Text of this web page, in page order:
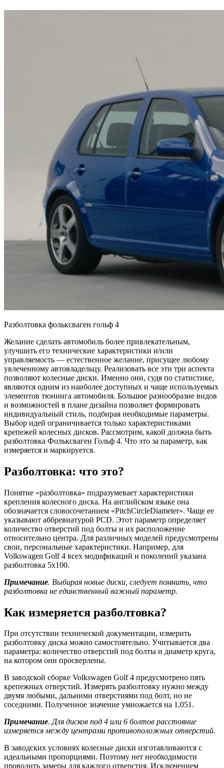
Разболтовка фольксваген гольф 4
Желание сделать автомобиль более привлекательным,
улучшить его технические характеристики и/или
управляемость — естественное желание, присущее любому
увлеченному автовладельцу. Реализовать все эти три аспекта
позволяют колесные диски. Именно они, судя по статистике,
являются одним из наиболее доступных и чаще используемых
элементов тюнинга автомобиля. Большое разнообразие видов
и возможностей в плане дизайна позволяет формировать
индивидуальный стиль, подбирая необходимые параметры.
Выбор идей ограничивается только характеристиками
крепежей колесных дисков. Рассмотрим, какой должна быть
разболтовка Фольксваген Гольф 4. Что это за параметр, как
измеряется и маркируется.
Разболтовка: что это?
Понятие «разболтовка» подразумевает характеристики
крепления колесного диска. На английском языке она
обозначается словосочетанием «PitchCircleDiameter». Чаще ее
указывают аббревиатурой PCD. Этот параметр определяет
количество отверстий под болты и их расположение
относительно центра. Для различных моделей предусмотрены
свои, персональные характеристики. Например, для
Volkswagen Golf 4 всех модификаций и поколений указана
разболтовка 5х100.
Примечание. Выбирая новые диски, следует помнить, что
разболтовка не единственный важный параметр.
Как измеряется разболтовка?
При отсутствии технической документации, измерить
разболтовку диска можно самостоятельно. Учитывается два
параметра: количество отверстий под болты и диаметр круга,
на котором они просверлены.
В заводской сборке Volkswagen Golf 4 предусмотрено пять
крепежных отверстий. Измерять разболтовку нужно между
двумя любыми, дальними отверстиями под болт, но не
соседними. Полученное значение умножается на 1,051.
Примечание. Для дисков под 4 или 6 болтов расстояние
измеряется между центрами противоположных отверстий.
В заводских условиях колесные диски изготавливаются с
идеальными пропорциями. Поэтому нет необходимости
проводить замеры для каждого отверстия. Исключением